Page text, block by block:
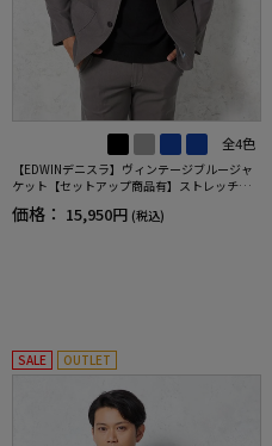
全4色
【EDWINデニスラ】ヴィンテージブルージャ
ケット【セットアップ商品有】ストレッチ無
地通年
価格： 15,950円 (税込)
SALE OUTLET